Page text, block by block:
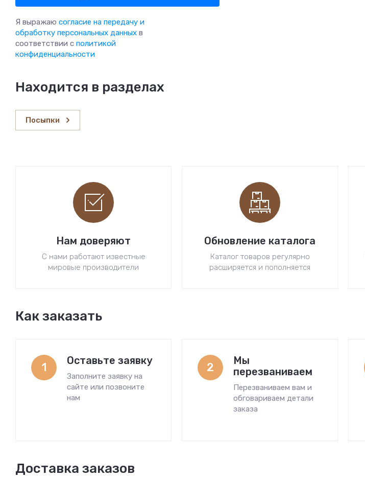
Я выражаю согласие на передачу и
обработку персональных данных в
соответствии с политикой
конфиденциальности
Находится в разделах
Посыпки
Нам доверяют
С нами работают известные
мировые производители
Обновление каталога
Каталог товаров регулярно
расширяется и пополняется
Как заказать
1 Оставьте заявку
Заполните заявку на
сайте или позвоните
нам
2
Мы
перезваниваем
Перезваниваем вам и
обговариваем детали
заказа
Доставка заказов